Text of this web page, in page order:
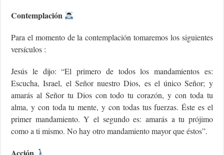
Contemplación
Para el momento de la contemplación tomaremos los siguientes
versículos :
Jesús le dijo: “El primero de todos los mandamientos es:
Escucha, Israel, el Señor nuestro Dios, es el único Señor; y
amarás al Señor tu Dios con todo tu corazón, y con toda tu
alma, y con toda tu mente, y con todas tus fuerzas. Éste es el
primer mandamiento. Y el segundo es: amarás a tu prójimo
como a ti mismo. No hay otro mandamiento mayor que éstos”.